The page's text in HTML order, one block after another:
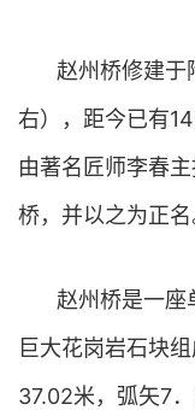
赵州桥修建于
右），距今已有
由著名匠师李春
桥，并以之为正名
赵州桥是一座
巨大花岗岩石块
37.02米，弧矢7